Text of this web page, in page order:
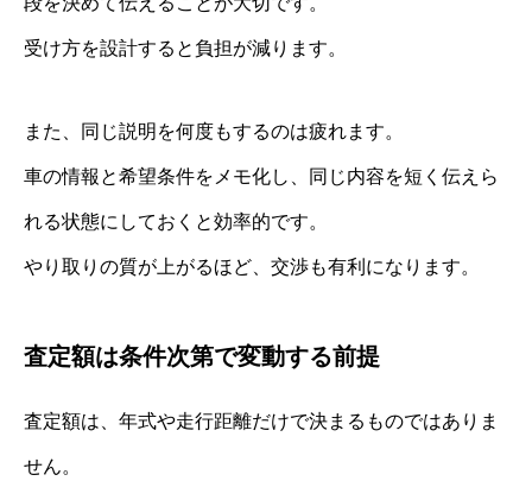
受け方を設計すると負担が減ります。
また、同じ説明を何度もするのは疲れます。
車の情報と希望条件をメモ化し、同じ内容を短く伝えら
れる状態にしておくと効率的です。
やり取りの質が上がるほど、交渉も有利になります。
査定額は条件次第で変動する前提
査定額は、年式や走行距離だけで決まるものではありま
せん。